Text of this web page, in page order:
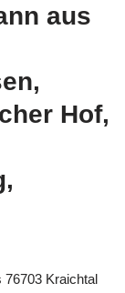
aus
Hof,
76703 Kraichtal